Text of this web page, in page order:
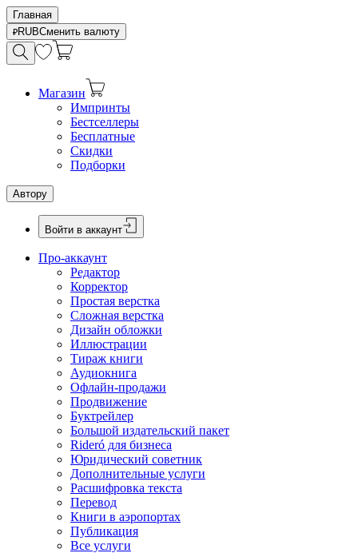
Главная
RUBСменить валюту
Магазин
Импринты
Бестселлеры
Бесплатные
Скидки
Подборки
Автору
Войти в аккаунт
Про-аккаунт
Редактор
Корректор
Простая верстка
Сложная верстка
Дизайн обложки
Иллюстрации
Тираж книги
Аудиокнига
Офлайн-продажи
Продвижение
Буктрейлер
Большой издательский пакет
Rideró для бизнеса
Юридический советник
Дополнительные услуги
Расшифровка текста
Перевод
Книги в аэропортах
Публикация
Все услуги